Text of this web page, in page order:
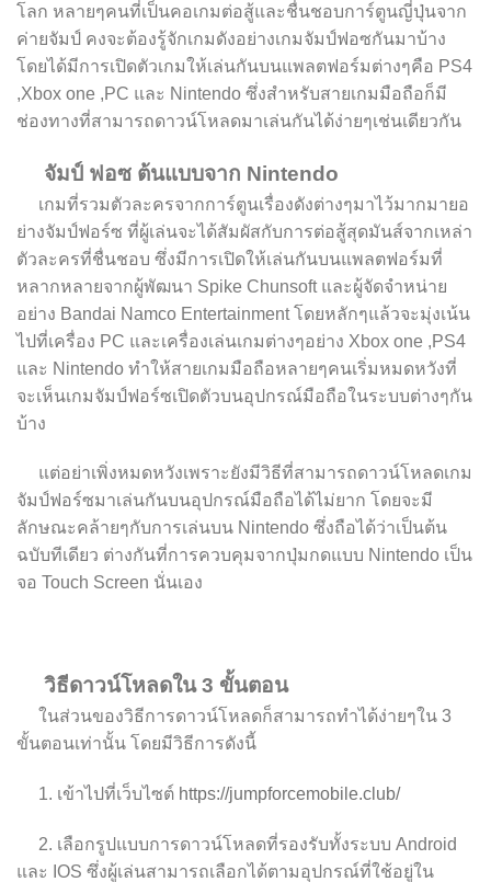
โลก หลายๆคนที่เป็นคอเกมต่อสู้และชื่นชอบการ์ตูนญี่ปุ่นจาก
ค่ายจัมป์ คงจะต้องรู้จักเกมดังอย่างเกมจัมป์ฟอซกันมาบ้าง
โดยได้มีการเปิดตัวเกมให้เล่นกันบนแพลตฟอร์มต่างๆคือ PS4
,Xbox one ,PC และ Nintendo ซึ่งสำหรับสายเกมมือถือก็มี
ช่องทางที่สามารถดาวน์โหลดมาเล่นกันได้ง่ายๆเช่นเดียวกัน
จัมป์ ฟอซ ต้นแบบจาก Nintendo
เกมที่รวมตัวละครจากการ์ตูนเรื่องดังต่างๆมาไว้มากมายอ
ย่างจัมป์ฟอร์ซ ที่ผู้เล่นจะได้สัมผัสกับการต่อสู้สุดมันส์จากเหล่า
ตัวละครที่ชื่นชอบ ซึ่งมีการเปิดให้เล่นกันบนแพลตฟอร์มที่
หลากหลายจากผู้พัฒนา Spike Chunsoft และผู้จัดจำหน่าย
อย่าง Bandai Namco Entertainment โดยหลักๆแล้วจะมุ่งเน้น
ไปที่เครื่อง PC และเครื่องเล่นเกมต่างๆอย่าง Xbox one ,PS4
และ Nintendo ทำให้สายเกมมือถือหลายๆคนเริ่มหมดหวังที่
จะเห็นเกมจัมป์ฟอร์ซเปิดตัวบนอุปกรณ์มือถือในระบบต่างๆกัน
บ้าง
แต่อย่าเพิ่งหมดหวังเพราะยังมีวิธีที่สามารถดาวน์โหลดเกม
จัมป์ฟอร์ซมาเล่นกันบนอุปกรณ์มือถือได้ไม่ยาก โดยจะมี
ลักษณะคล้ายๆกับการเล่นบน Nintendo ซึ่งถือได้ว่าเป็นต้น
ฉบับทีเดียว ต่างกันที่การควบคุมจากปุ่มกดแบบ Nintendo เป็น
จอ Touch Screen นั่นเอง
วิธีดาวน์โหลดใน 3 ขั้นตอน
ในส่วนของวิธีการดาวน์โหลดก็สามารถทำได้ง่ายๆใน 3
ขั้นตอนเท่านั้น โดยมีวิธีการดังนี้
1. เข้าไปที่เว็บไซต์ https://jumpforcemobile.club/
2. เลือกรูปแบบการดาวน์โหลดที่รองรับทั้งระบบ Android
และ IOS ซึ่งผู้เล่นสามารถเลือกได้ตามอุปกรณ์ที่ใช้อยู่ใน